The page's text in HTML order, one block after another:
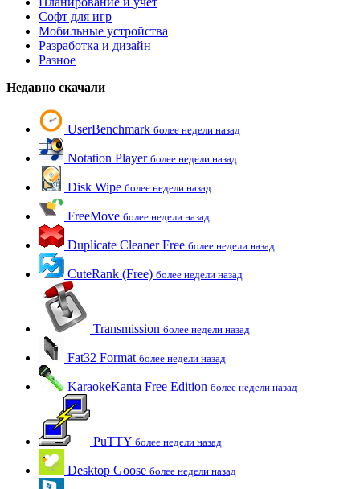
Софт для игр
Мобильные устройства
Разработка и дизайн
Разное
Недавно скачали
UserBenchmark более недели назад
Notation Player более недели назад
Disk Wipe более недели назад
FreeMove более недели назад
Duplicate Cleaner Free более недели назад
CuteRank (Free) более недели назад
Transmission более недели назад
Fat32 Format более недели назад
KaraokeKanta Free Edition более недели назад
PuTTY более недели назад
Desktop Goose более недели назад